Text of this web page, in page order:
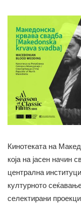
Кинотеката на
која на јасен начин
централна
културното
селектирани